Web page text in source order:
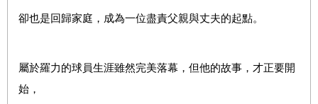
卻也是回歸家庭，成為一位盡責父親與丈夫的起點。
屬於羅力的球員生涯雖然完美落幕，但他的故事，才正要開
始，